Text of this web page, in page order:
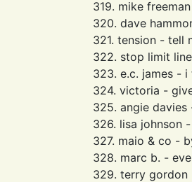
319. mike
320. dave
321. tension - tell
322. stop limit
323. e.c. james -
324. victoria -
325. angie
326. lisa johnson
327. maio & co -
328. marc b. -
329. terry